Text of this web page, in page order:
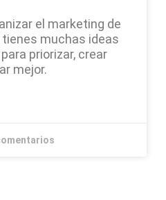
el marketing de
muchas ideas
priorizar, crear
mejor.